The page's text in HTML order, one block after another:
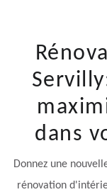
dans
Donnez une
rénovation